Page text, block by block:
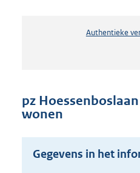
Authentieke
pz
wonen
Gegevens in het